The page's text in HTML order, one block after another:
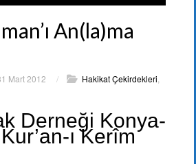
An(la)ma
Mart 2012 / Hakikat Çekirdekleri
Derneği Konya-
ı Kerîm